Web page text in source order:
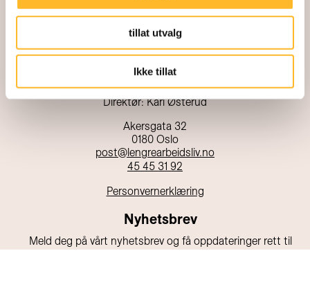
tillat utvalg
Ikke tillat
Kunnskapssenter for lengre arbeidsliv
Direktør: Kari Østerud
Akersgata 32
0180 Oslo
post@lengrearbeidsliv.no
45 45 31 92
Personvernerklæring
Nyhetsbrev
Meld deg på vårt nyhetsbrev og få oppdateringer rett til